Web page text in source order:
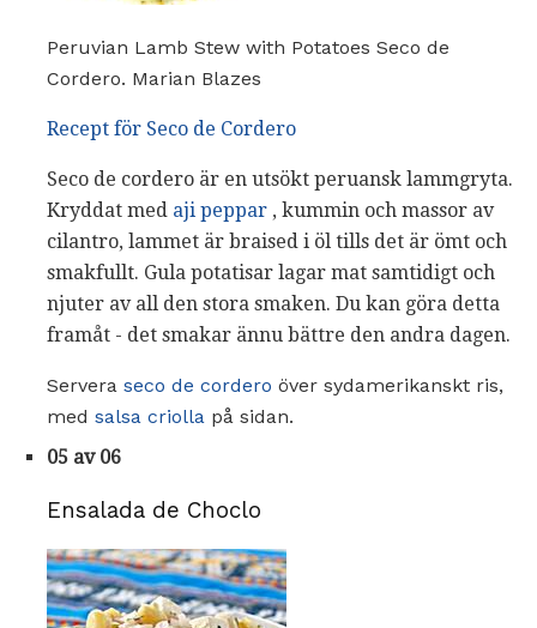
Peruvian Lamb Stew with Potatoes Seco de
Cordero. Marian Blazes
Recept för Seco de Cordero
Seco de cordero är en utsökt peruansk lammgryta.
Kryddat med aji peppar , kummin och massor av
cilantro, lammet är braised i öl tills det är ömt och
smakfullt. Gula potatisar lagar mat samtidigt och
njuter av all den stora smaken. Du kan göra detta
framåt - det smakar ännu bättre den andra dagen.
Servera seco de cordero över sydamerikanskt ris,
med salsa criolla på sidan.
05 av 06
Ensalada de Choclo